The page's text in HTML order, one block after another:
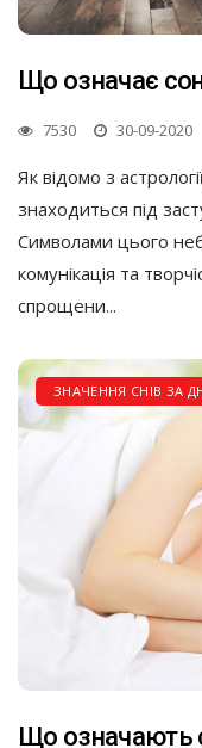
Що означає
7530 30-09-2020
Як відомо з
знаходиться під
Символами цього
комунікація та
спрощени...
ЗНАЧЕННЯ СНІВ ЗА
Що означають